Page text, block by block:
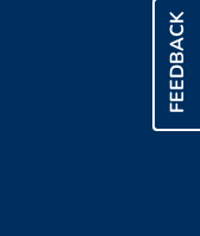
FEEDBACK